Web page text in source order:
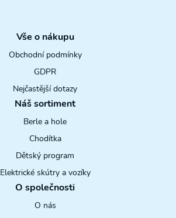
Vše o nákupu
Obchodní podmínky
GDPR
Nejčastější dotazy
Náš sortiment
Berle a hole
Chodítka
Dětský program
Elektrické skútry a vozíky
O společnosti
O nás